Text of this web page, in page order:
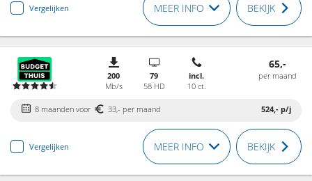
Vergelijken MEER INFO BEKIJK
200
Mb/s
79
58 HD
incl.
10 ct.
65,-
per maand
8 maanden voor 33,- per maand 524,- p/j
Vergelijken MEER INFO BEKIJK